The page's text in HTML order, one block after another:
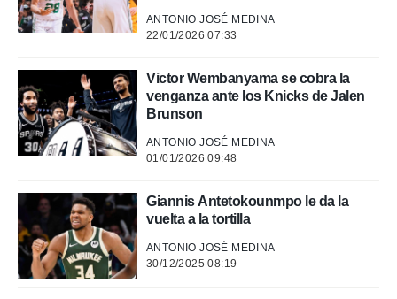
ANTONIO JOSÉ MEDINA
22/01/2026 07:33
Victor Wembanyama se cobra la
venganza ante los Knicks de Jalen
Brunson
ANTONIO JOSÉ MEDINA
01/01/2026 09:48
Giannis Antetokounmpo le da la
vuelta a la tortilla
ANTONIO JOSÉ MEDINA
30/12/2025 08:19